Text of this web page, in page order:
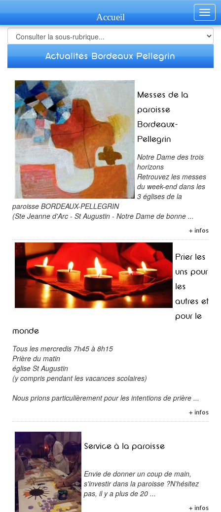
Accueil
Actualités Bordeaux Pellegrin
Messes de la
paroisse
Bordeaux-
Pellegrin
Notre Dame des trois
horizons
Retrouvez les messes
du week-end dans les
3 églises de la
paroisse BORDEAUX-PELLEGRIN
(Ste Jeanne d'Arc - St Augustin - Notre Dame de bonne ...
+ infos
Prier les
uns pour
les
autres et
pour le
monde
Tous les mercredis 7h45 à 8h15
Prière du matin
église St Augustin
(y compris pendant les vacances scolaires)
Nous prions particulièrement pour les intentions de prière ...
+ infos
Service à la paroisse
Envie de donner un coup de main,
s'investir dans la paroisse ?N'hésitez
pas, il y a plus de 20 ...
+ infos